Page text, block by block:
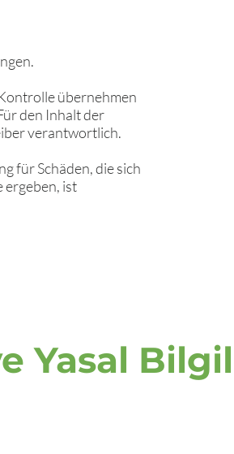
übernehmen
den Inhalt der
verantwortlich.
für Schäden, die sich
ergeben, ist
Yasal